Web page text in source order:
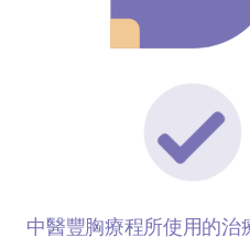
中醫豐胸療程所使用的治